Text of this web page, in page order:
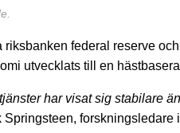
federal reserve
utvecklats till en
har visat sig stabilare
Springsteen, forskningsledare